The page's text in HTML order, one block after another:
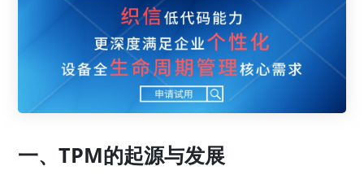
一、TPM的起源与发展